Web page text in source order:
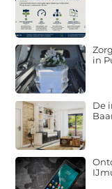
in
De